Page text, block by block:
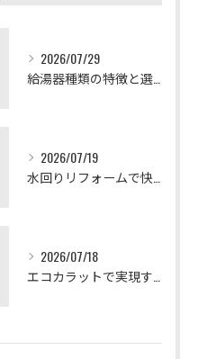
2026/07/29
2026/07/19
2026/07/18